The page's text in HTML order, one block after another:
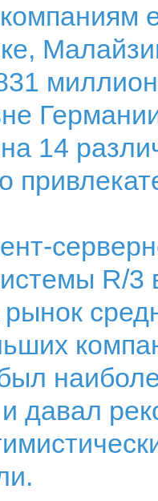
14
R/3
давал